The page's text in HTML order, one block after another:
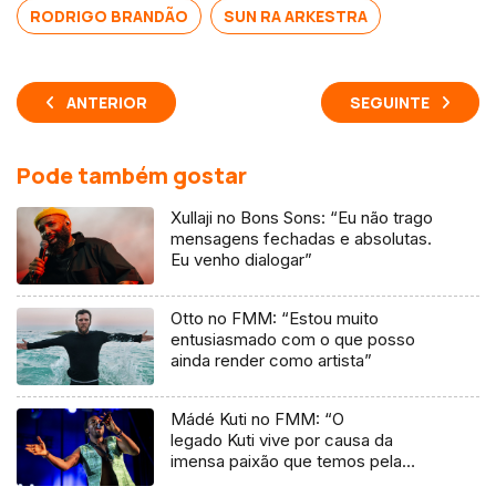
RODRIGO BRANDÃO SUN RA ARKESTRA
ANTERIOR SEGUINTE
Pode também gostar
Xullaji no Bons Sons: “Eu não trago
mensagens fechadas e absolutas.
Eu venho dialogar”
Otto no FMM: “Estou muito
entusiasmado com o que posso
ainda render como artista”
Mádé Kuti no FMM: “O
legado Kuti vive por causa da
imensa paixão que temos pela